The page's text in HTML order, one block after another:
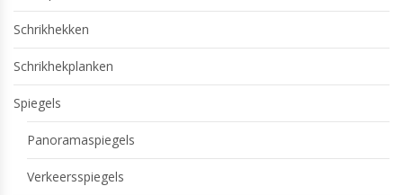
Schrikhekken
Schrikhekplanken
Spiegels
Panoramaspiegels
Verkeersspiegels